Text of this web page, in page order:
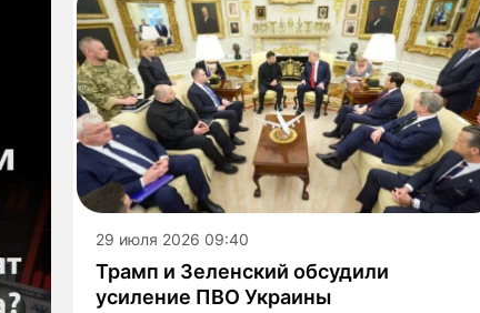
29 июля 2026 09:40
Трамп и Зеленский обсудили
усиление ПВО Украины